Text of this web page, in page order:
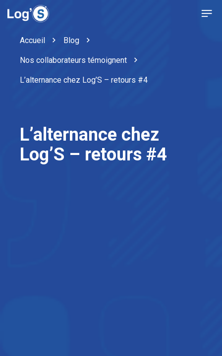
Accueil Blog
Nos collaborateurs témoignent
L’alternance chez Log’S – retours #4
L’alternance chez
Log’S – retours #4